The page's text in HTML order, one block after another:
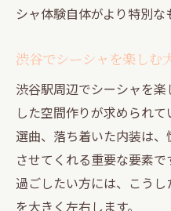
力
神泉エリアで体
色気とプライベ
静かな神泉で楽
シーシャでリラ
特徴
シャ体験自体がより特別な
渋谷でシーシャを楽しむ
渋谷駅周辺でシーシャを
した空間作りが求められ
選曲、落ち着いた内装は
させてくれる重要な要素
過ごしたい方には、こう
を大きく左右します。